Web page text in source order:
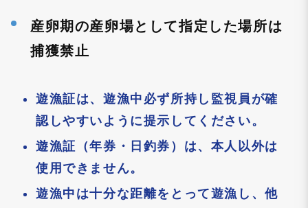
産卵期の産卵場として指定した場所は
捕獲禁止
遊漁証は、遊漁中必ず所持し監視員が確
認しやすいように提示してください。
遊漁証（年券・日釣券）は、本人以外は
使用できません。
遊漁中は十分な距離をとって遊漁し、他